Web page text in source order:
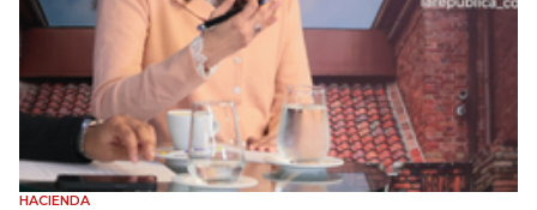
HACIENDA